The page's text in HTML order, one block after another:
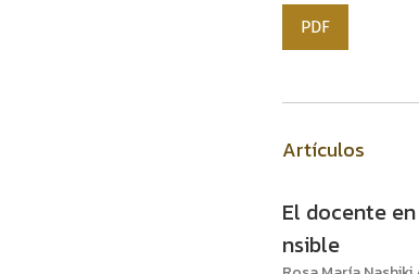
PDF
Artículos
El docente
nsible